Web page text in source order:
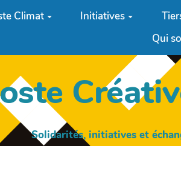
Climat Initiatives
Qui
Solidarités, initiatives et